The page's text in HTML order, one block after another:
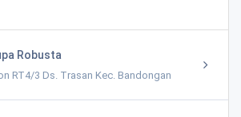
Robusta
RT4/3 Ds. Trasan Kec. Bandongan